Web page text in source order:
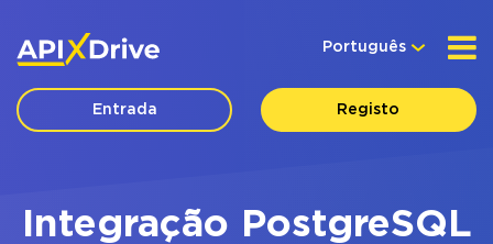
Português
Entrada Registo
Integração PostgreSQL